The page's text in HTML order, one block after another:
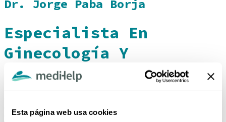
Esta página web usa cookies
Dr. Jorge Paba Borja
Especialista En
Ginecología Y
Obstetricia
central.citasmh@clinicamedihelp.com
Cr. 6A #5 - 101 Bocagrande, Cartagena - Colombia